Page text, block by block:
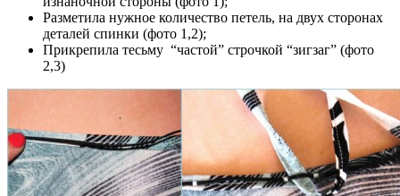
Разметила нужное количество петель, на двух сторонах
деталей спинки (фото 1,2);
Прикрепила тесьму “частой” строчкой “зигзаг” (фото
2,3)